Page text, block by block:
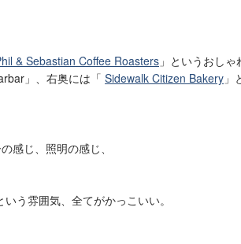
& Sebastian Coffee Roasters 」というおしゃ
」、右奥には「 Sidewalk Citizen Bakery 」
感じ、照明の感じ、
う雰囲気、全てがかっこいい。